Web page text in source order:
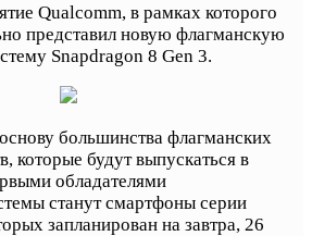
Qualcomm, в рамках которого
представил новую флагманскую
Snapdragon 8 Gen 3.
большинства флагманских
которые будут выпускаться в
обладателями
станут смартфоны серии
запланирован на завтра, 26